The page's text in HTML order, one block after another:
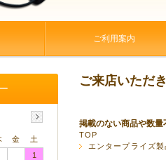
ご利用案内
ご来店いただ
掲載のない商品や数量
TOP
エンタープライズ製
金
土
1